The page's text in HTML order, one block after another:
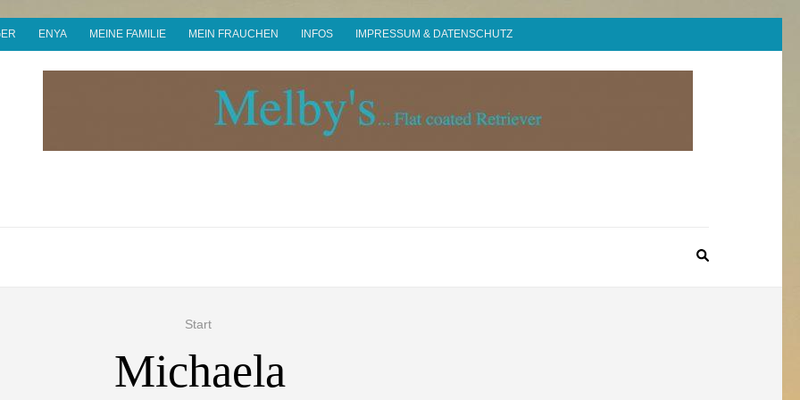
ENYA MEINE FAMILIE MEIN FRAUCHEN INFOS IMPRESSUM & DATENSCHUTZ
Start
Michaela